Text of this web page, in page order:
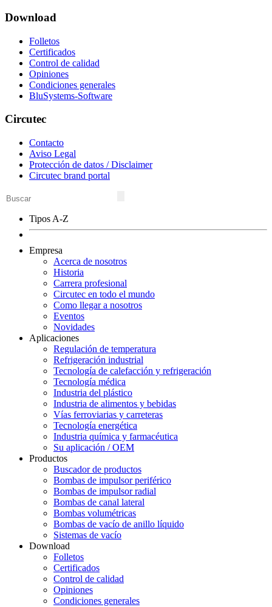
Download
Folletos
Certificados
Control de calidad
Opiniones
Condiciones generales
BluSystems-Software
Circutec
Contacto
Aviso Legal
Protección de datos / Disclaimer
Circutec brand portal
Tipos A-Z
Empresa
Acerca de nosotros
Historia
Carrera profesional
Circutec en todo el mundo
Como llegar a nosotros
Eventos
Novidades
Aplicaciones
Regulación de temperatura
Refrigeración industrial
Tecnología de calefacción y refrigeración
Tecnología médica
Industria del plástico
Industria de alimentos y bebidas
Vías ferroviarias y carreteras
Tecnología energética
Industria química y farmacéutica
Su aplicación / OEM
Productos
Buscador de productos
Bombas de impulsor periférico
Bombas de impulsor radial
Bombas de canal lateral
Bombas volumétricas
Bombas de vacío de anillo líquido
Sistemas de vacío
Download
Folletos
Certificados
Control de calidad
Opiniones
Condiciones generales